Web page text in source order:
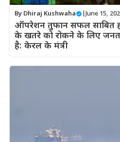
By Dhiraj Kushwaha |June 15,
ऑपरेशन तुफान सफल साबित
के खतरे को रोकने के लिए
है: केरल के मंत्री